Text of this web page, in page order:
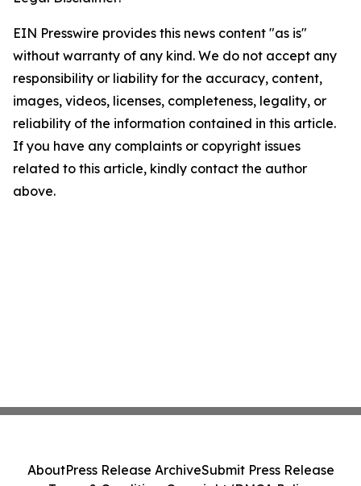
EIN Presswire provides this news content "as is"
without warranty of any kind. We do not accept any
responsibility or liability for the accuracy, content,
images, videos, licenses, completeness, legality, or
reliability of the information contained in this article.
If you have any complaints or copyright issues
related to this article, kindly contact the author
above.
AboutPress Release ArchiveSubmit Press Release